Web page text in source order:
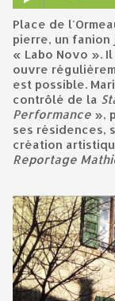
Place de l'Ormeau à Reillanne, sur une belle maison en
pierre, un fanion
« Labo Novo ».
ouvre
est possible.
contrôlé de la
Performance »,
ses résidences,
création
Reportage